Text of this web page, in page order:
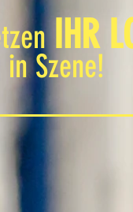
IHR
Szene!